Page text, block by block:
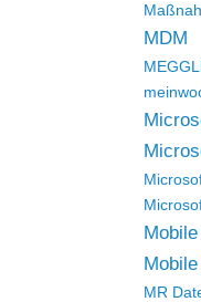
MDM
Mobile
MR